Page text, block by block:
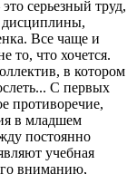
серьезный труд,
дисциплины,
Все чаще и
то, что хочется.
в котором
С первых
противоречие,
в младшем
постоянно
учебная
вниманию,